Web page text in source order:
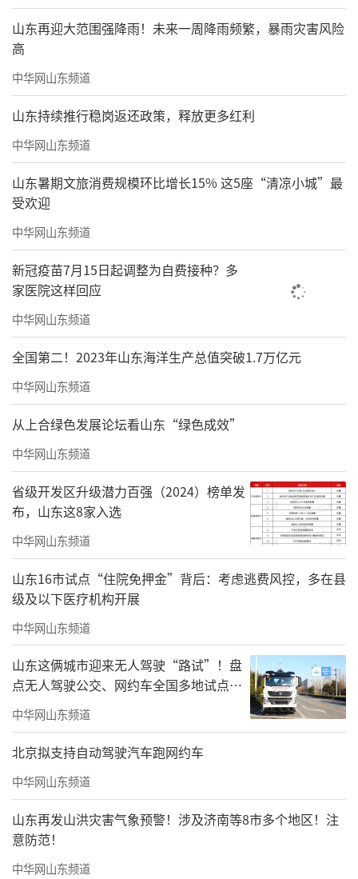
【莫建成】白菡萏香初遇雨图
纸本设色68cm×68cm2007年
山东再迎大范围强降雨！未来一周降雨频繁，暴雨灾害风险
高
中华网山东频道
山东持续推行稳岗返还政策，释放更多红利
中华网山东频道
山东暑期文旅消费规模环比增长15% 这5座“清凉小城”最
受欢迎
中华网山东频道
新冠疫苗7月15日起调整为自费接种？多
家医院这样回应
中华网山东频道
全国第二！2023年山东海洋生产总值突破1.7万亿元
中华网山东频道
从上合绿色发展论坛看山东“绿色成效”
中华网山东频道
省级开发区升级潜力百强（2024）榜单发
布，山东这8家入选
中华网山东频道
山东16市试点“住院免押金”背后：考虑逃费风控，多在县
级及以下医疗机构开展
中华网山东频道
山东这俩城市迎来无人驾驶“路试”！盘
点无人驾驶公交、网约车全国多地试点之
路
中华网山东频道
北京拟支持自动驾驶汽车跑网约车
中华网山东频道
山东再发山洪灾害气象预警！涉及济南等8市多个地区！注
意防范！
中华网山东频道